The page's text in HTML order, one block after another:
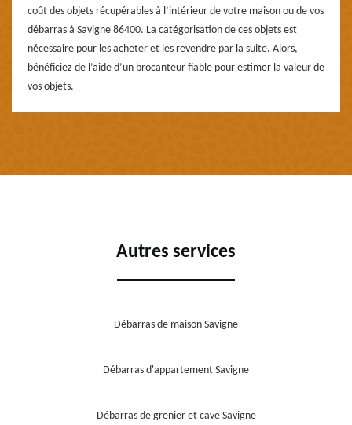
coût des objets récupérables à l’intérieur de votre maison ou de vos
débarras à Savigne 86400. La catégorisation de ces objets est
nécessaire pour les acheter et les revendre par la suite. Alors,
bénéficiez de l’aide d’un brocanteur fiable pour estimer la valeur de
vos objets.
Autres services
Débarras de maison Savigne
Débarras d'appartement Savigne
Débarras de grenier et cave Savigne